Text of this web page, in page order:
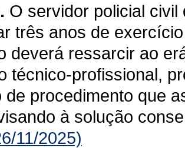
O servidor policial
três anos de
deverá ressarcir ao
técnico-profissional,
de procedimento que
à solução
11/2025)